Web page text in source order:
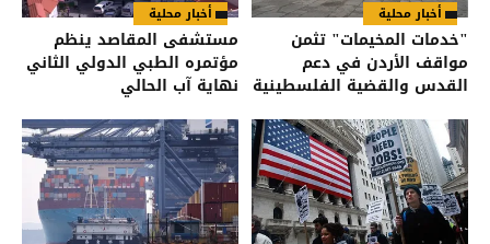
أخبار محلية
"خدمات المخيمات" تثمن
مواقف الأردن في دعم
القدس والقضية الفلسطينية
أخبار محلية
مستشفى المقاصد ينظم
مؤتمره الطبي الدولي الثاني
نهاية آب الحالي